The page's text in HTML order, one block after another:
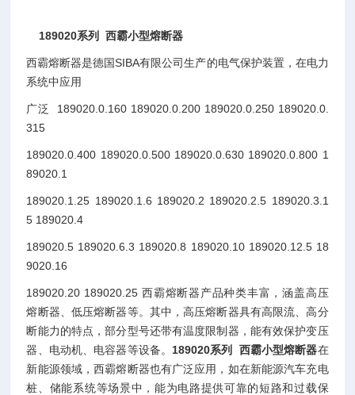
189020系列 西霸小型熔断器
西霸熔断器是德国SIBA有限公司生产的电气保护装置，在电力
系统中应用
广泛 189020.0.160 189020.0.200 189020.0.250 189020.0.
315
189020.0.400 189020.0.500 189020.0.630 189020.0.800 1
89020.1
189020.1.25 189020.1.6 189020.2 189020.2.5 189020.3.1
5 189020.4
189020.5 189020.6.3 189020.8 189020.10 189020.12.5 18
9020.16
189020.20 189020.25 西霸熔断器产品种类丰富，涵盖高压
熔断器、低压熔断器等。其中，高压熔断器具有高限流、高分
断能力的特点，部分型号还带有温度限制器，能有效保护变压
器、电动机、电容器等设备。 189020系列 西霸小型熔断器在
新能源领域，西霸熔断器也有广泛应用，如在新能源汽车充电
桩、储能系统等场景中，能为电路提供可靠的短路和过载保